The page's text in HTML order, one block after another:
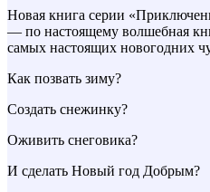
Новая книга серии
— по настоящему волшебная
самых настоящих новогодних
Как позвать зиму?
Создать снежинку?
Оживить снеговика?
И сделать Новый год Добрым?